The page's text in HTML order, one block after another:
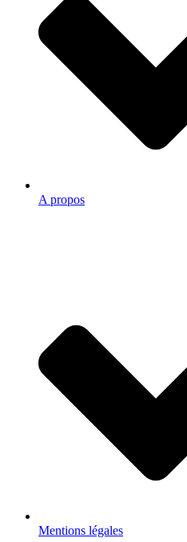
A propos
Mentions légales